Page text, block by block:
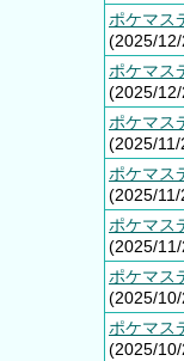
ポケマス
(2025/
ポケマス
(2025/
ポケマス
(2025/
ポケマス
(2025/
ポケマス
(2025/
ポケマス
(2025/
ポケマス
(2025/